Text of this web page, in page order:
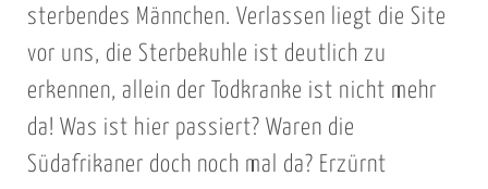
sterbendes Männchen. Verlassen liegt die Site
vor uns, die Sterbekuhle ist deutlich zu
erkennen, allein der Todkranke ist nicht mehr
da! Was ist hier passiert? Waren die
Südafrikaner doch noch mal da? Erzürnt